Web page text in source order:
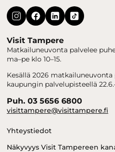
Visit Tampere
Matkailuneuvonta palvelee
ma–pe klo 10–15.
Kesällä 2026
kaupungin palvelupisteellä
Puh. 03 5656 6800
visittampere@visittampere.fi
Yhteystiedot
Näkyvyys Visit Tampereen